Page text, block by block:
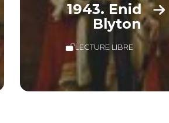
1943. Enid
Blyton
LECTURE LIBRE